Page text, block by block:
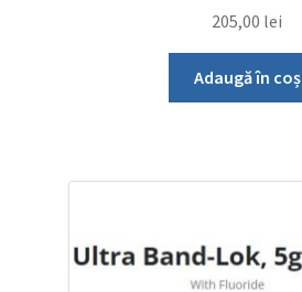
205,00 lei
Adaugă în coș